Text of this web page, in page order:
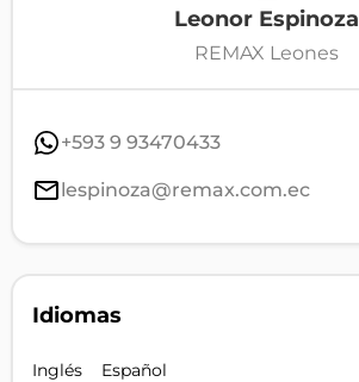
Leonor Espinoza
REMAX Leones
+593 9 93470433
lespinoza@remax.com.ec
Idiomas
Inglés Español